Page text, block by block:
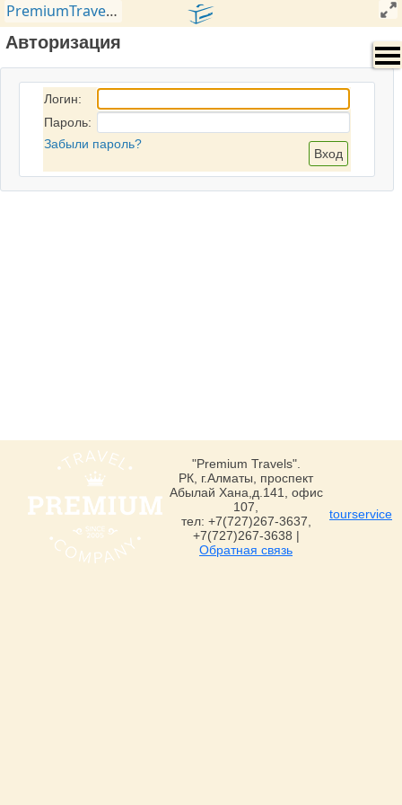
PremiumTravels >Документация
Авторизация
Логин:
Пароль:
Забыли пароль?
"Premium Travels".
РК, г.Алматы, проспект
Абылай Хана,д.141, офис
107,
тел: +7(727)267-3637,
+7(727)267-3638 |
Обратная связь
tourservice